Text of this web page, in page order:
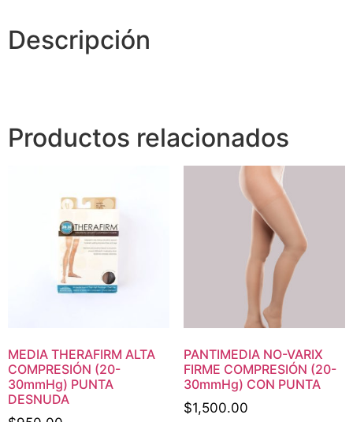
Descripción
Productos relacionados
MEDIA THERAFIRM ALTA
COMPRESIÓN (20-
30mmHg) PUNTA
DESNUDA
PANTIMEDIA NO-VARIX
FIRME COMPRESIÓN (20-
30mmHg) CON PUNTA
$1,500.00